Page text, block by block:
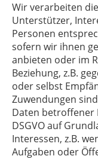
Wir verarbeiten
Unterstützer,
Personen
sofern wir ihnen
anbieten oder im
Beziehung, z.B.
oder selbst
Zuwendungen
Daten betroffener
DSGVO auf
Interessen, z.B.
Aufgaben oder